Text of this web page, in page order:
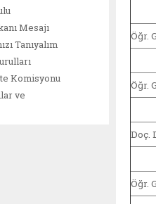
Mesajı
Tanıyalım
Komisyonu
ve
Öğr.
Öğr.
Doç.
Öğr.